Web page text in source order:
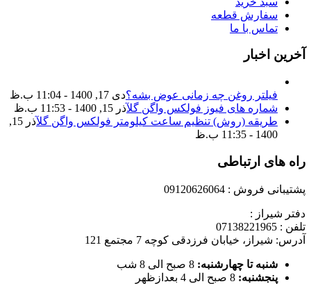
سفارش قطعه
تماس با ما
آخرین اخبار
فیلتر روغن چه زمانی عوض بشه؟دی 17, 1400 - 11:04 ب.ظ
شماره های فیوز فولکس واگن گلآذر 15, 1400 - 11:53 ب.ظ
طریقه (روش) تنظیم ساعت کیلومتر فولکس واگن گل
آذر 15,
1400 - 11:35 ب.ظ
راه های ارتباطی
پشتیبانی فروش : 09120626064
دفتر شیراز :
تلفن : 07138221965
آدرس: شیراز، خیابان فرزدقی کوچه 7 مجتمع 121
شنبه تا چهارشنبه: 8 صبح الی 8 شب
پنجشنبه: 8 صبح الی 4 بعدازظهر